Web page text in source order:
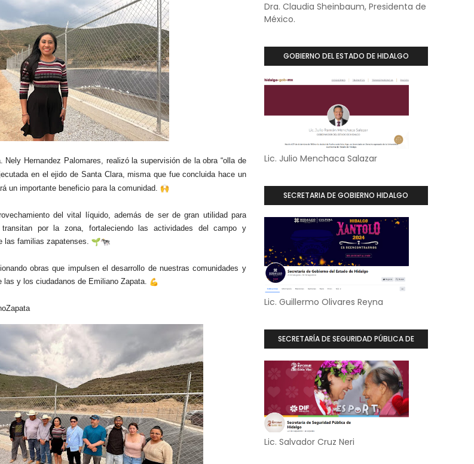
Nely Hernandez Palomares, realizó la supervisión de la obra “olla de
en el ejido de Santa Clara, misma que fue concluida hace un
un importante beneficio para la comunidad.
del vital líquido, además de ser de gran utilidad para
por la zona, fortaleciendo las actividades del campo y
las familias zapatenses.
obras que impulsen el desarrollo de nuestras comunidades y
las y los ciudadanos de Emiliano Zapata.
Dra. Claudia Sheinbaum, Presidenta de
México.
GOBIERNO DEL ESTADO DE HIDALGO
Lic. Julio Menchaca Salazar
SECRETARIA DE GOBIERNO HIDALGO
Lic. Guillermo Olivares Reyna
SECRETARÍA DE SEGURIDAD PÚBLICA DE
Lic. Salvador Cruz Neri